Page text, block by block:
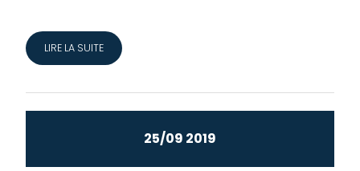
LIRE LA SUITE
25/09 2019